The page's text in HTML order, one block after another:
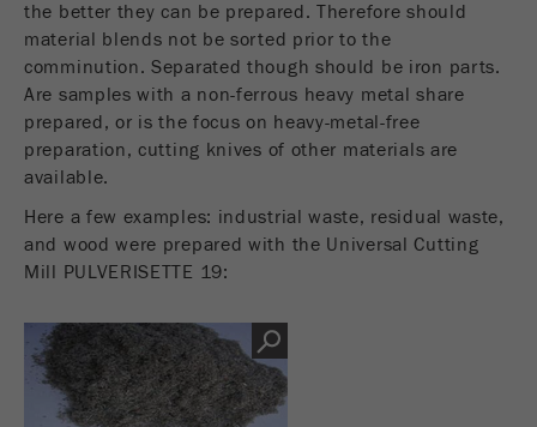
Determina se um utilizador utiliza
bloqueador de anuncios.
Ciclo de vida
cookie
2 dias
Nome _ym_uid
Objectivo
site.
Ciclo de vida
cookie
1 ano
the better they can be prepared. Therefore should
material blends not be sorted prior to the
comminution. Separated though should be iron parts.
Are samples with a non-ferrous heavy metal share
prepared, or is the focus on heavy-metal-free
preparation, cutting knives of other materials are
available.
Here a few examples: industrial waste, residual waste,
and wood were prepared with the Universal Cutting
Mill PULVERISETTE 19: